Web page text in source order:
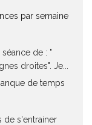
par semaine
de : "
droites". Je...
de temps
de s'entrainer